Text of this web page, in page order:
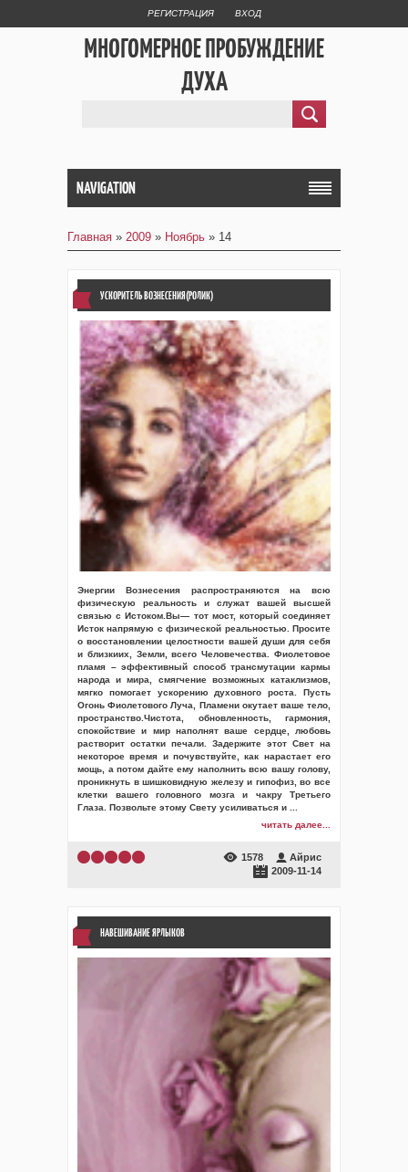
РЕГИСТРАЦИЯ ВХОД
МНОГОМЕРНОЕ ПРОБУЖДЕНИЕ
ДУХА
NAVIGATION
Главная » 2009 » Ноябрь » 14
УСКОРИТЕЛЬ ВОЗНЕСЕНИЯ(РОЛИК)
Энергии Вознесения распространяются на всю
физическую реальность и служат вашей высшей
связью с Истоком.Вы— тот мост, который соединяет
Исток напрямую с физической реальностью. Просите
о восстановлении целостности вашей души для себя
и близкиих, Земли, всего Человечества. Фиолетовое
пламя – эффективный способ трансмутации кармы
народа и мира, смягчение возможных катаклизмов,
мягко помогает ускорению духовного роста. Пусть
Огонь Фиолетового Луча, Пламени окутает ваше тело,
пространство.Чистота, обновленность, гармония,
спокойствие и мир наполнят ваше сердце, любовь
растворит остатки печали. Задержите этот Свет на
некоторое время и почувствуйте, как нарастает его
мощь, а потом дайте ему наполнить всю вашу голову,
проникнуть в шишковидную железу и гипофиз, во все
клетки вашего головного мозга и чакру Третьего
Глаза. Позвольте этому Свету усиливаться и
читать далее...
1578
Айрис
2009-11-14
НАВЕШИВАНИЕ ЯРЛЫКОВ